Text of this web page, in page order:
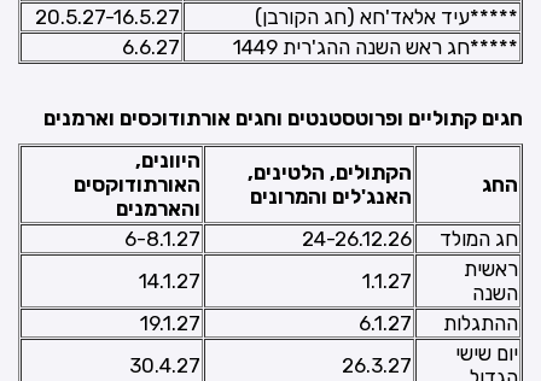
*****עיד אלאד'חא (חג הקורבן)
20.5.27-16.5.27
*****חג ראש השנה ההג'רית 1449
6.6.27
חגים קתוליים ופרוטסטנטים וחגים אורתודוכסים וארמנים
החג
הקתולים, הלטינים,
האנג'לים והמרונים
היוונים,
האורתודוקסים
והארמנים
חג המולד
24-26.12.26
6-8.1.27
ראשית
השנה
1.1.27
14.1.27
ההתגלות
6.1.27
19.1.27
יום שישי
26.3.27
30.4.27